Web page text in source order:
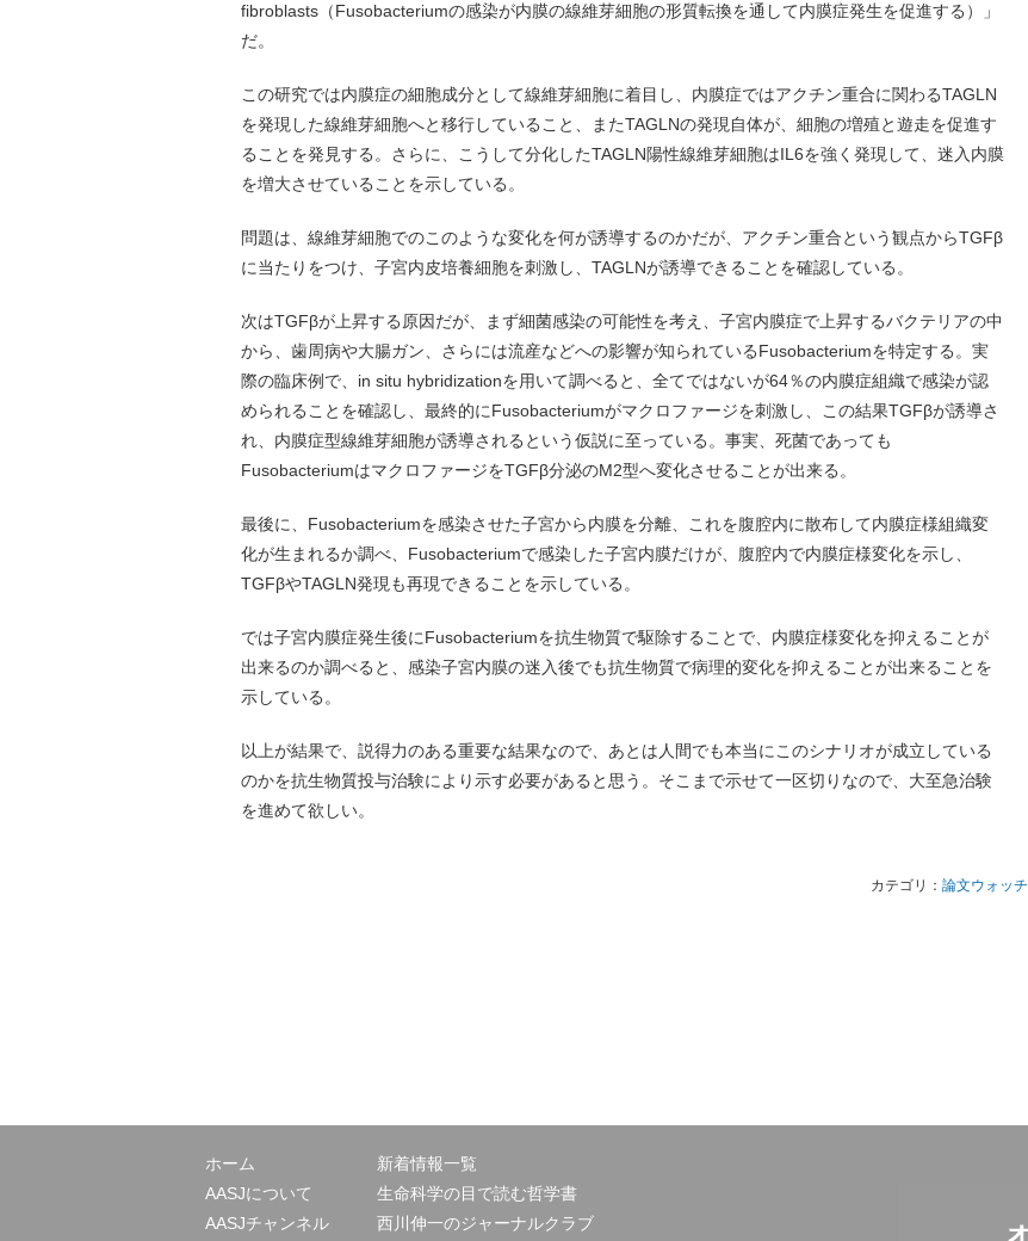
fibroblasts（Fusobacteriumの感染が内膜の線維芽細胞の形質転換を通して内膜症発生を促進する）」
だ。
この研究では内膜症の細胞成分として線維芽細胞に着目し、内膜症ではアクチン重合に関わるTAGLN
を発現した線維芽細胞へと移行していること、またTAGLNの発現自体が、細胞の増殖と遊走を促進す
ることを発見する。さらに、こうして分化したTAGLN陽性線維芽細胞はIL6を強く発現して、迷入内膜
を増大させていることを示している。
問題は、線維芽細胞でのこのような変化を何が誘導するのかだが、アクチン重合という観点からTGFβ
に当たりをつけ、子宮内皮培養細胞を刺激し、TAGLNが誘導できることを確認している。
次はTGFβが上昇する原因だが、まず細菌感染の可能性を考え、子宮内膜症で上昇するバクテリアの中
から、歯周病や大腸ガン、さらには流産などへの影響が知られているFusobacteriumを特定する。実
際の臨床例で、in situ hybridizationを用いて調べると、全てではないが64％の内膜症組織で感染が認
められることを確認し、最終的にFusobacteriumがマクロファージを刺激し、この結果TGFβが誘導さ
れ、内膜症型線維芽細胞が誘導されるという仮説に至っている。事実、死菌であっても
FusobacteriumはマクロファージをTGFβ分泌のM2型へ変化させることが出来る。
最後に、Fusobacteriumを感染させた子宮から内膜を分離、これを腹腔内に散布して内膜症様組織変
化が生まれるか調べ、Fusobacteriumで感染した子宮内膜だけが、腹腔内で内膜症様変化を示し、
TGFβやTAGLN発現も再現できることを示している。
では子宮内膜症発生後にFusobacteriumを抗生物質で駆除することで、内膜症様変化を抑えることが
出来るのか調べると、感染子宮内膜の迷入後でも抗生物質で病理的変化を抑えることが出来ることを
示している。
以上が結果で、説得力のある重要な結果なので、あとは人間でも本当にこのシナリオが成立している
のかを抗生物質投与治験により示す必要があると思う。そこまで示せて一区切りなので、大至急治験
を進めて欲しい。
カテゴリ： 論文ウォッチ
ホーム
AASJについて
AASJチャンネル
新着情報一覧
生命科学の目で読む哲学書
西川伸一のジャーナルクラブ